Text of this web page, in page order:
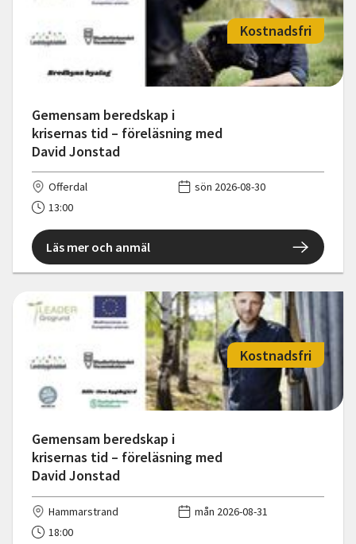
Gemensam beredskap i
krisernas tid – föreläsning med
David Jonstad
Kostnadsfri
Offerdal
sön 2026-08-30
13:00
Läs mer och anmäl
Gemensam beredskap i
krisernas tid – föreläsning med
David Jonstad
Kostnadsfri
Hammarstrand
mån 2026-08-31
18:00